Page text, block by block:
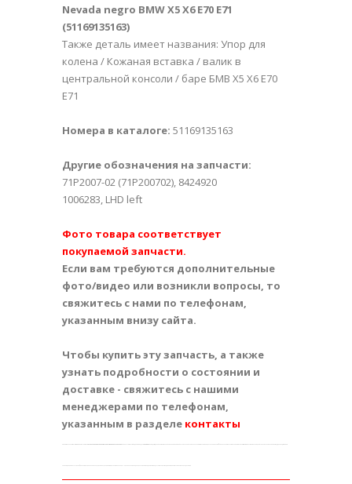
Nevada negro BMW X5 X6 E70 E71
(51169135163)
Также деталь имеет названия: Упор для
колена / Кожаная вставка / валик в
центральной консоли / баре БМВ Х5 Х6 Е70
Е71
Номера в каталоге: 51169135163
Другие обозначения на запчасти:
71P2007-02 (71P200702), 8424920
1006283, LHD left
Фото товара соответствует
покупаемой запчасти.
Если вам требуются дополнительные
фото/видео или возникли вопросы, то
свяжитесь с нами по телефонам,
указанным внизу сайта.
Чтобы купить эту запчасть, а также
узнать подробности о состоянии и
доставке - свяжитесь с нашими
менеджерами по телефонам,
указанным в разделе контакты